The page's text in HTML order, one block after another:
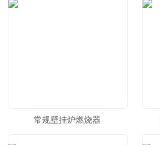
常规壁挂炉燃烧器